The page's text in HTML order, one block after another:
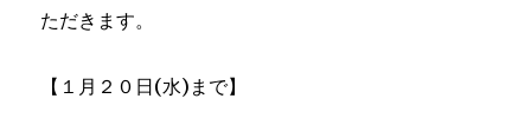
ただきます。
【１月２０日(水)まで】